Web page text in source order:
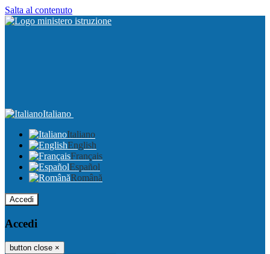
Salta al contenuto
Italiano
Italiano
English
Français
Español
Română
Accedi
Accedi
button close ×